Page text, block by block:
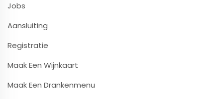
Jobs
Aansluiting
Registratie
Maak Een Wijnkaart
Maak Een Drankenmenu